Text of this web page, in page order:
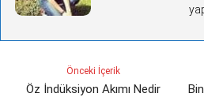
Önceki İçerik
Öz İndüksiyon Akımı Nedir